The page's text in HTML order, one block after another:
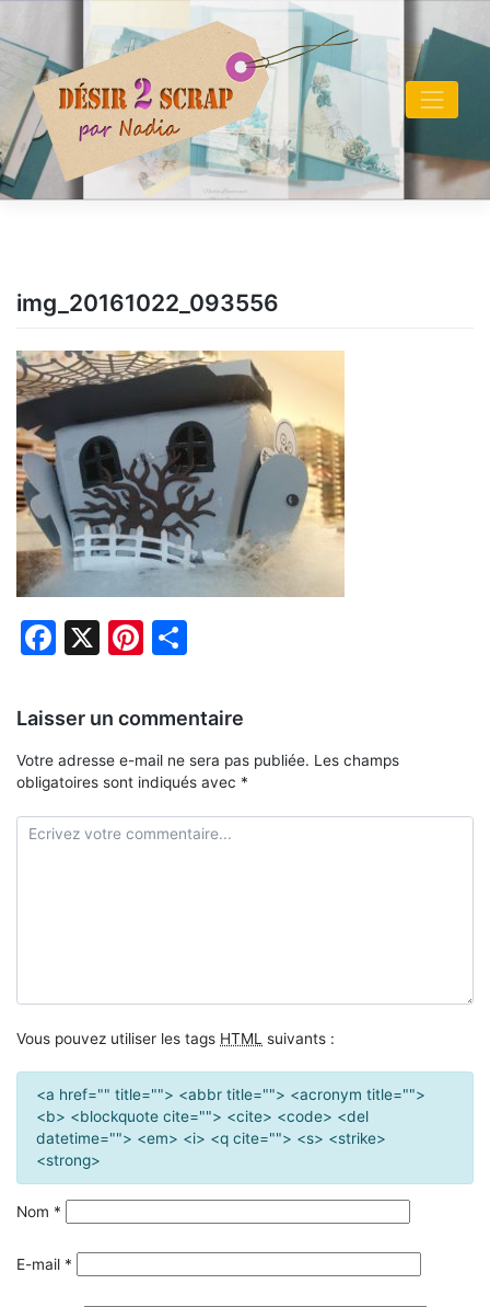
content
img_20161022_093556
Facebook
X Pinterest
Laisser un commentaire
Votre adresse e-mail ne sera pas publiée. Les champs
obligatoires sont indiqués avec *
Vous pouvez utiliser les tags HTML suivants :
<a href="" title=""> <abbr title=""> <acronym title="">
<b> <blockquote cite=""> <cite> <code> <del
datetime=""> <em> <i> <q cite=""> <s> <strike>
<strong>
Nom *
E-mail *